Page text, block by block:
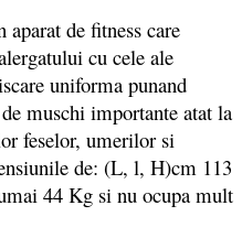
de fitness care
cu cele ale
uniforma punand
muschi importante atat la
feselor, umerilor si
de: (L, l, H)cm 113
44 Kg si nu ocupa mult